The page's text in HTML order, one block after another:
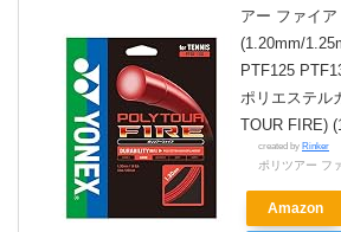
アー ファイア
(1.20mm/
PTF125
ポリエステル
TOUR FIRE)
created by Rinker
ポリツアー フ
Amazon